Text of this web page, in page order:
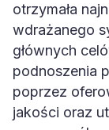
otrzymała
wdrażanego
głównych
podnoszenia
poprzez
jakości oraz